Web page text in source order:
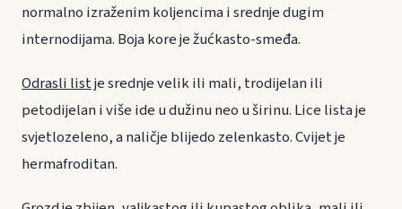
normalno izraženim koljencima i srednje dugim
internodijama. Boja kore je žućkasto-smeđa.
Odrasli listje srednje velik ili mali, trodijelan ili
petodijelan i više ide u dužinu neo u širinu. Lice lista je
svjetlozeleno, a naličje blijedo zelenkasto. Cvijet je
hermafroditan.